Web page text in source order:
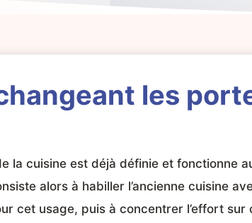
les
la cuisine est déjà définie et fonctionne
alors à habiller l’ancienne cuisine
cet usage, puis à concentrer l’effort sur